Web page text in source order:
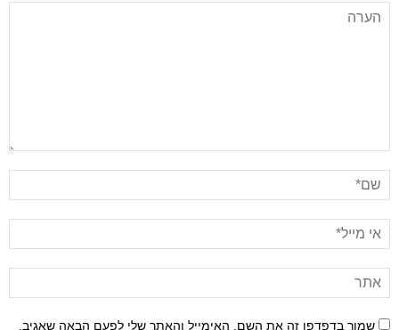
שמור בדפדפן זה את השם, האימייל והאתר שלי לפעם הבאה שאגיב.